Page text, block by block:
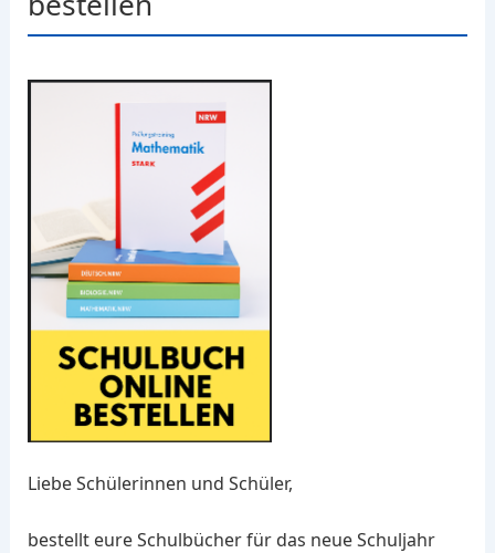
Liebe Schülerinnen und Schüler,
bestellt eure Schulbücher für das neue Schuljahr